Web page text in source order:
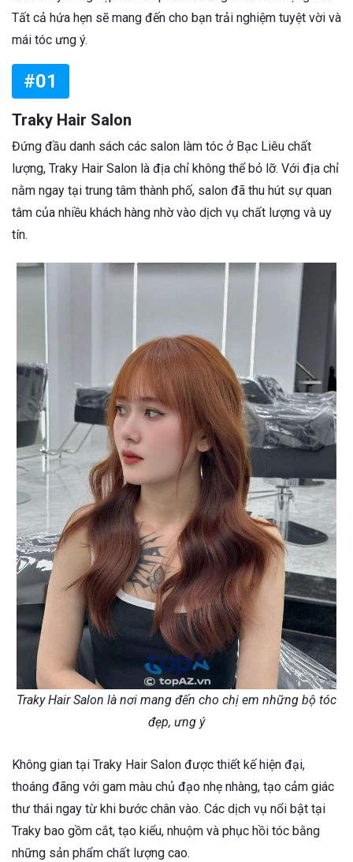
Tất cả hứa hẹn sẽ mang đến cho bạn trải nghiệm tuyệt vời và
mái tóc ưng ý.
#01
Traky Hair Salon
Đứng đầu danh sách các salon làm tóc ở Bạc Liêu chất
lượng, Traky Hair Salon là địa chỉ không thể bỏ lỡ. Với địa chỉ
nằm ngay tại trung tâm thành phố, salon đã thu hút sự quan
tâm của nhiều khách hàng nhờ vào dịch vụ chất lượng và uy
tín.
Traky Hair Salon là nơi mang đến cho chị em những bộ tóc
đẹp, ưng ý
Không gian tại Traky Hair Salon được thiết kế hiện đại,
thoáng đãng với gam màu chủ đạo nhẹ nhàng, tạo cảm giác
thư thái ngay từ khi bước chân vào. Các dịch vụ nổi bật tại
Traky bao gồm cắt, tạo kiểu, nhuộm và phục hồi tóc bằng
những sản phẩm chất lượng cao.